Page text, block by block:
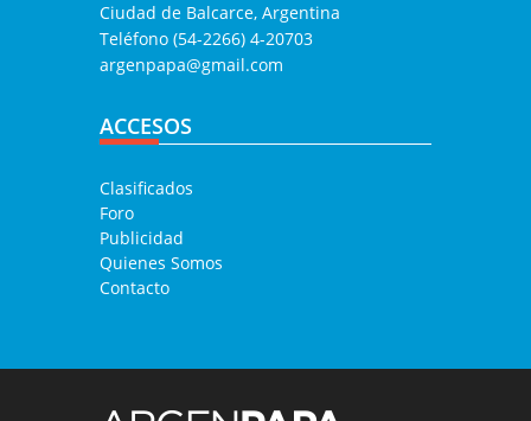
Ciudad de Balcarce, Argentina
Teléfono (54-2266) 4-20703
argenpapa@gmail.com
ACCESOS
Clasificados
Foro
Publicidad
Quienes Somos
Contacto